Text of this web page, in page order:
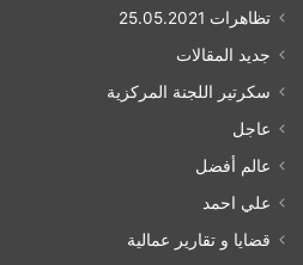
تظاهرات 25.05.2021
جديد المقالات
سكرتير اللجنة المركزية
عاجل
عالم أفضل
علي احمد
قضايا و تقارير عمالية